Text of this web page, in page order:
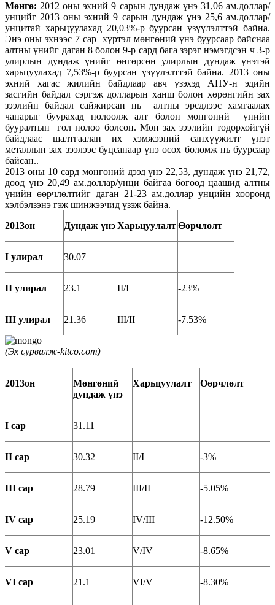
Мөнгө:2012 оны эхний 9 сарын дундаж үнэ 31,06 ам.доллар/
унцийг 2013 оны эхний 9 сарын дундаж үнэ 25,6 ам.доллар/
унцитай харьцуулахад 20,03%-р буурсан үзүүлэлттэй байна.
Энэ оны эхнээс 7 сар хүртэл мөнгөний үнэ буурсаар байснаа
алтны үнийг даган 8 болон 9-р сард бага зэрэг нэмэгдсэн ч 3-р
улирлын дундаж үнийг өнгөрсөн улирлын дундаж үнэтэй
харьцуулахад 7,53%-р буурсан үзүүлэлттэй байна. 2013 оны
эхний хагас жилийн байдлаар авч үзэхэд АНУ-н эдийн
засгийн байдал сэргэж долларын ханш болон хөрөнгийн зах
зээлийн байдал сайжирсан нь алтны эрсдлээс хамгаалах
чанарыг буурахад нөлөөлж алт болон мөнгөний үнийн
бууралтын гол нөлөө болсон. Мөн зах зээлийн тодорхойгүй
байдлаас шалтгаалан их хэмжээний санхүүжилт үнэт
металлын зах зээлээс буцсанаар үнэ өсөх боломж нь буурсаар
байсан..
2013 оны 10 сард мөнгөний дээд үнэ 22,53, дундаж үнэ 21,72,
доод үнэ 20,49 ам.доллар/унци байгаа бөгөөд цаашид алтны
үнийн өөрчлөлтийг даган 21-23 ам.доллар унцийн хооронд
хэлбэлзэнэ гэж шинжээчид үзэж байна.
2013он
Дундаж үнэХарьцуулалтӨөрчлөлт
I улирал 30.07
II улирал 23.1 II/I -23%
III улирал 21.36 III/II -7.53%
(Эх сурвалж-kitco.com)
2013он
Мөнгөний
дундаж үнэ
Харьцуулалт Өөрчлөлт
I сар 31.11
II сар 30.32 II/I -3%
III сар 28.79 III/II -5.05%
IV сар 25.19 IV/III -12.50%
V сар 23.01 V/IV -8.65%
VI сар 21.1 VI/V -8.30%